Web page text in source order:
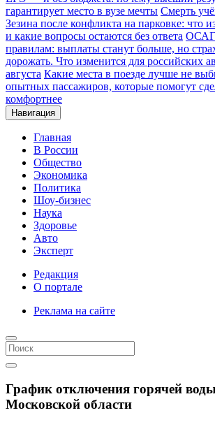
гарантирует место в вузе мечты Смерть
Зезина после конфликта на парковке: что
и какие вопросы остаются без ответа
правилам: выплаты станут больше, но
дорожать. Что изменится для российских
августа Какие места в поезде лучше не
опытных пассажиров, которые помогут
комфортнее
Навигация
Главная
В России
Общество
Экономика
Политика
Шоу-бизнес
Наука
Здоровье
Авто
Эксперт
Редакция
О портале
Реклама на сайте
График отключения горячей
Московской области